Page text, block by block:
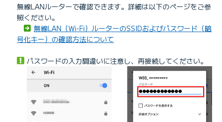
無線LANルーターで確認できます。詳細は以下のページをご参
照ください。
無線LAN（Wi-Fi）ルーターのSSIDおよびパスワード（暗
号化キー）の確認方法について
パスワードの入力間違いに注意し、再接続してください。